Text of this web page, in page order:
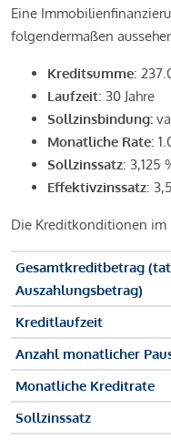
Eine
folgendermaßen
Kreditsumme:
Laufzeit: 30 Jahre
Sollzinsbindung:
Monatliche Rate:
Sollzinssatz: 3,125
Effektivzinssatz:
Die Kreditkonditionen im
Gesamtkreditbetrag
Auszahlungsbetrag)
Kreditlaufzeit
Anzahl monatlicher
Monatliche Kreditrate
Sollzinssatz